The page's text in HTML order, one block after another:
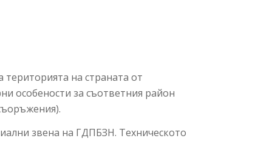
на страната от
особености за съответния район
звена на ГДПБЗН. Техническото